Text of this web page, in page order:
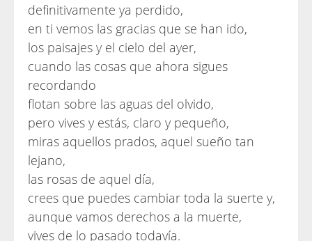
definitivamente ya perdido,
en ti vemos las gracias que se han ido,
los paisajes y el cielo del ayer,
cuando las cosas que ahora sigues
recordando
flotan sobre las aguas del olvido,
pero vives y estás, claro y pequeño,
miras aquellos prados, aquel sueño tan
lejano,
las rosas de aquel día,
crees que puedes cambiar toda la suerte y,
aunque vamos derechos a la muerte,
vives de lo pasado todavía.